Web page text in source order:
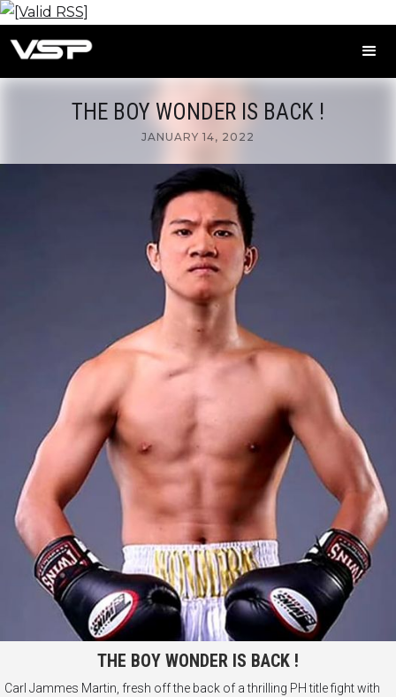
THE BOY WONDER IS BACK !
JANUARY 14, 2022
THE BOY WONDER IS BACK !
Carl Jammes Martin, fresh off the back of a thrilling PH title fight with